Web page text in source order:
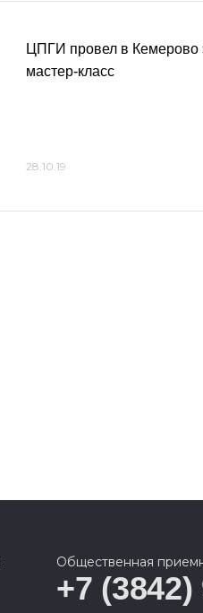
ЦПГИ провел в Кемерово
мастер-класс
28.10.19
Общественная
+7 (3842)